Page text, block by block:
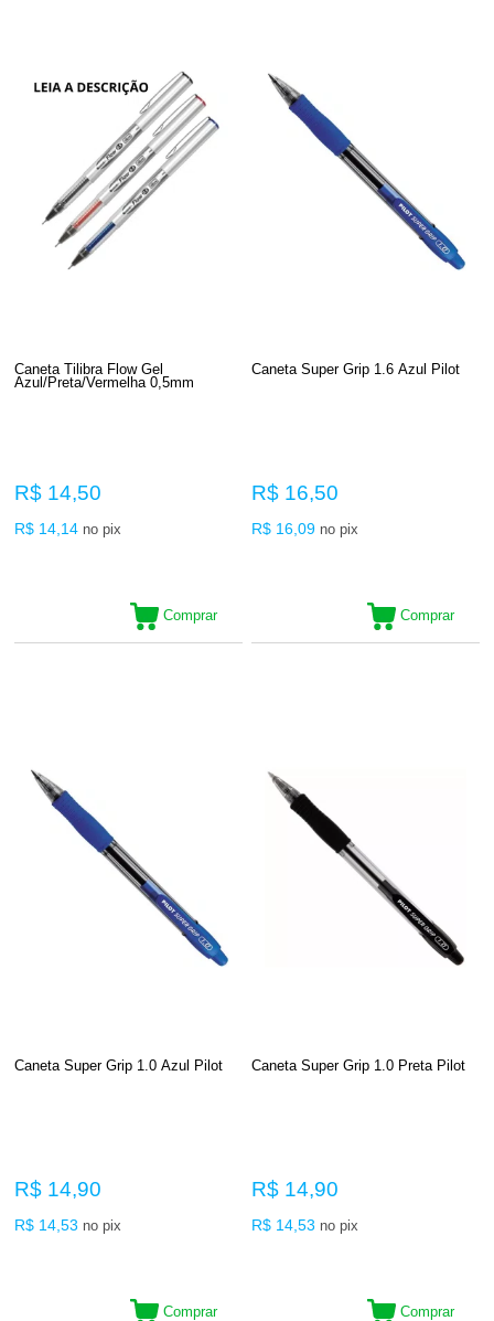
Caneta Tilibra Flow Gel
Azul/Preta/Vermelha 0,5mm
R$ 14,50
R$ 14,14 no pix
Comprar
Caneta Super Grip 1.6 Azul Pilot
R$ 16,50
R$ 16,09 no pix
Comprar
Caneta Super Grip 1.0 Azul Pilot
R$ 14,90
R$ 14,53 no pix
Comprar
Caneta Super Grip 1.0 Preta Pilot
R$ 14,90
R$ 14,53 no pix
Comprar